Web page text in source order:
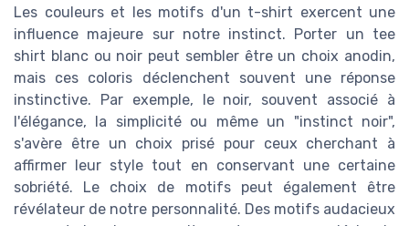
Les couleurs et les motifs d'un t-shirt exercent une
influence majeure sur notre instinct. Porter un tee
shirt blanc ou noir peut sembler être un choix anodin,
mais ces coloris déclenchent souvent une réponse
instinctive. Par exemple, le noir, souvent associé à
l'élégance, la simplicité ou même un "instinct noir",
s'avère être un choix prisé pour ceux cherchant à
affirmer leur style tout en conservant une certaine
sobriété. Le choix de motifs peut également être
révélateur de notre personnalité. Des motifs audacieux